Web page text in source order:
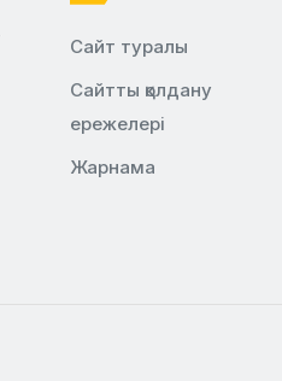
Сайт туралы
Сайтты қолдану
ережелері
Жарнама